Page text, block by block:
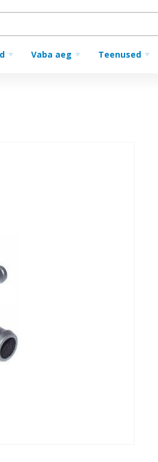
Vaba aeg Teenused